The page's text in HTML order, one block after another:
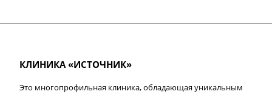
КЛИНИКА «ИСТОЧНИК»
Это многопрофильная клиника, обладающая уникальным